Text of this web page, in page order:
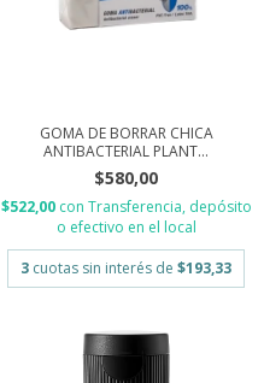
GOMA DE BORRAR CHICA
ANTIBACTERIAL PLANT...
$580,00
$522,00 con Transferencia, depósito
o efectivo en el local
3 cuotas sin interés de $193,33